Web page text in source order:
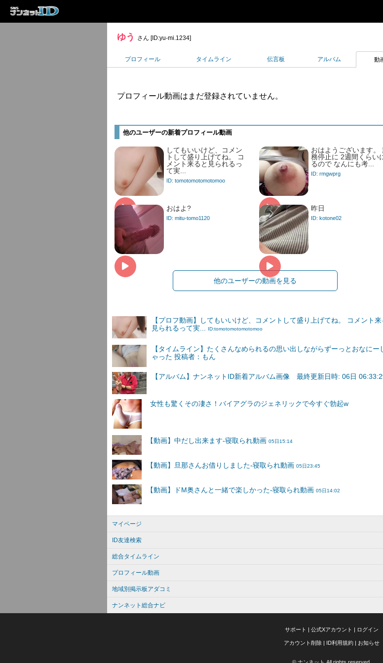
ゆう さん [ID:yu-mi.1234]
プロフィール タイムライン 伝言板 アルバム 動
プロフィール動画はまだ登録されていません。
他のユーザーの新着プロフィール動画
してもいいけど、コメン
トして盛り上げてね。 コ
メント来ると見られるっ
て実...
ID: tomotomotomotomoo
おはようございます。
務停止に 2週間くらい
るので なんにも考...
ID: rmgwprg
おはよ?
ID: mitu-tomo1120
昨日
ID: kotone02
他のユーザーの動画を見る
【プロフ動画】してもいいけど、コメントして盛り上げてね。 コメント来
見られるって実...
ID:tomotomotomotomoo
【タイムライン】たくさんなめられるの思い出しながらずーっとおなにー
ゃった 投稿者：もん
【アルバム】ナンネットID新着アルバム画像 最終更新日時: 06日
マイページ
ID友達検索
総合タイムライン
プロフィール動画
地域別掲示板アダコミ
ナンネット総合ナビ
サポート | 公式Xアカウント | ログイン
アカウント削除 | ID利用規約 | お知らせ